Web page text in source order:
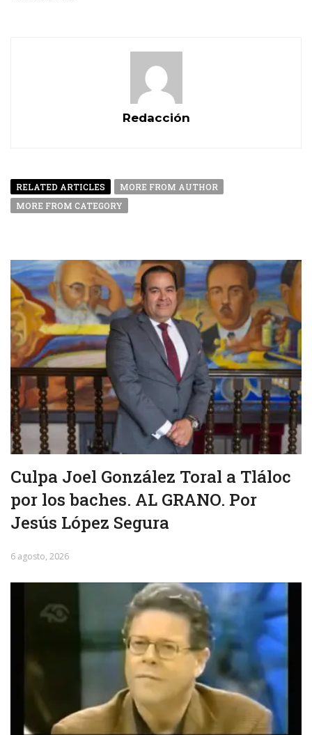
Redacción
RELATED ARTICLES
MORE FROM AUTHOR
MORE FROM CATEGORY
Culpa Joel González Toral a Tláloc
por los baches. AL GRANO. Por
Jesús López Segura
6 agosto, 2026